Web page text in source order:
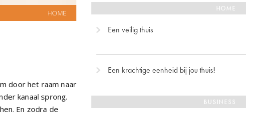
HOME
door het raam naar
kanaal sprong.
En zodra de
HOME
Een veilig thuis
Een krachtige eenheid bij jou thuis!
BUSINESS